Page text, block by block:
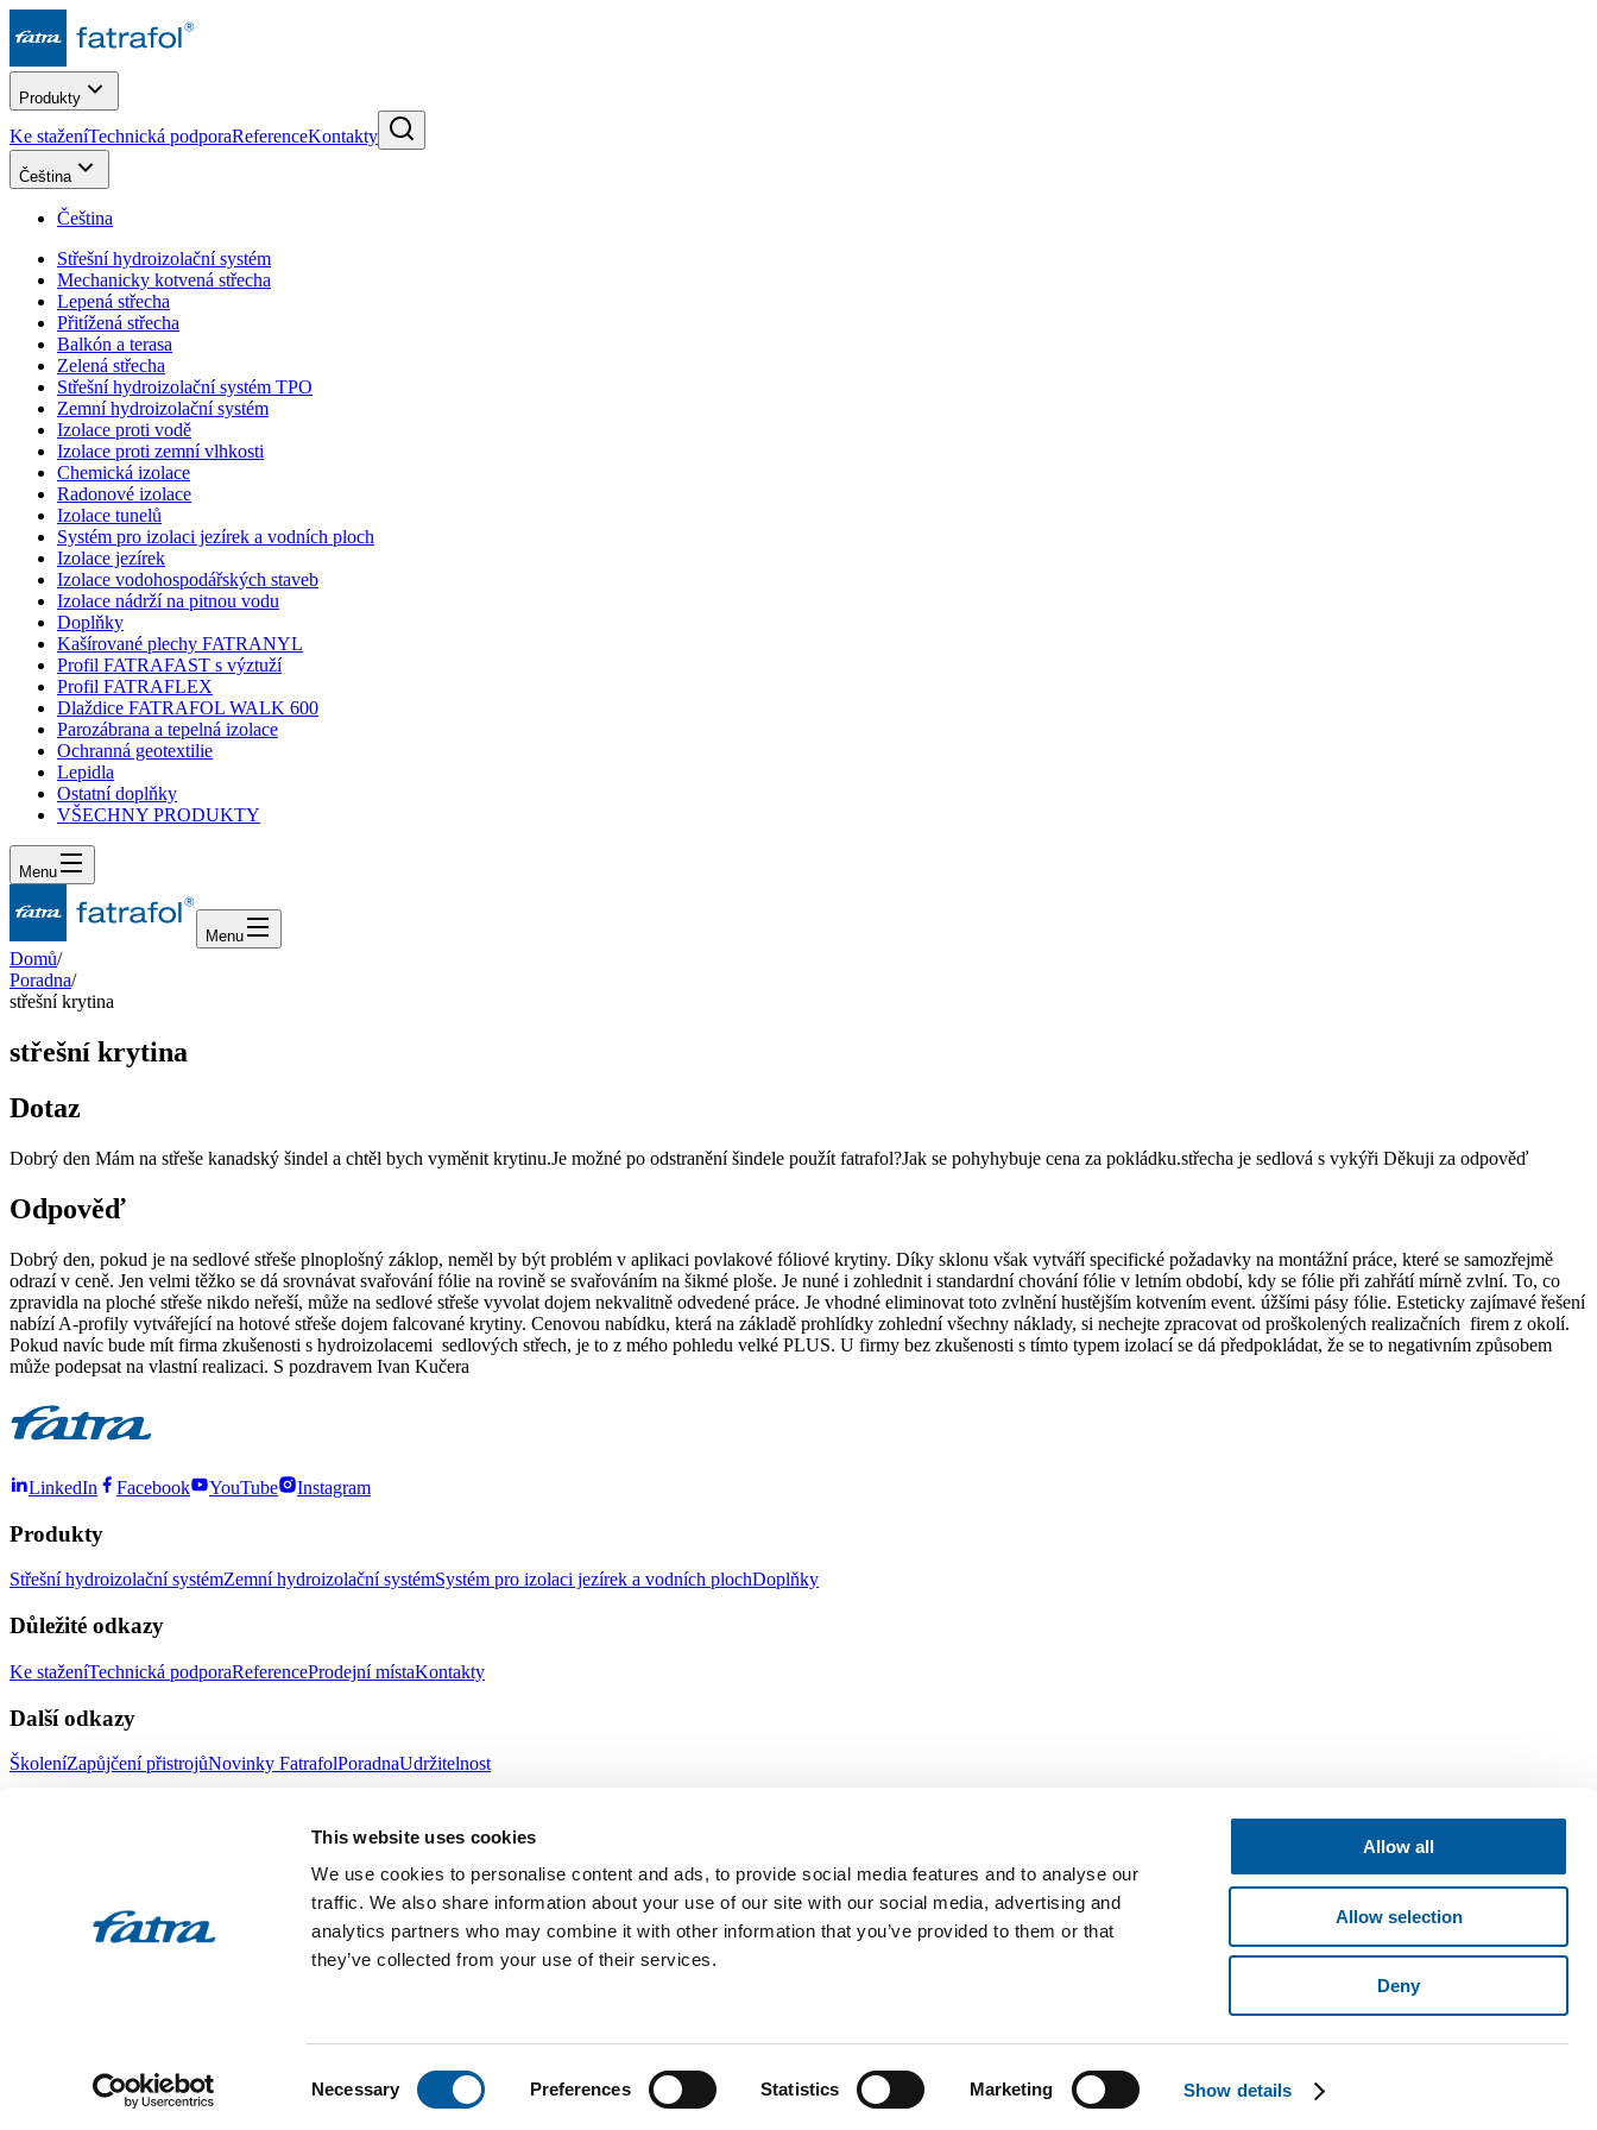
This website uses cookies
We use cookies to personalise content and ads, to provide social media features and to analyse our
traffic. We also share information about your use of our site with our social media, advertising and
analytics partners who may combine it with other information that you’ve provided to them or that
they’ve collected from your use of their services.
Necessary Preferences Statistics Marketing Show details
Allow all
Allow selection
Deny
Produkty
Ke staženíTechnická podporaReferenceKontakty
Čeština
Čeština
Střešní hydroizolační systém
Mechanicky kotvená střecha
Lepená střecha
Přitížená střecha
Balkón a terasa
Zelená střecha
Střešní hydroizolační systém TPO
Zemní hydroizolační systém
Izolace proti vodě
Izolace proti zemní vlhkosti
Chemická izolace
Radonové izolace
Izolace tunelů
Systém pro izolaci jezírek a vodních ploch
Izolace jezírek
Izolace vodohospodářských staveb
Izolace nádrží na pitnou vodu
Doplňky
Kašírované plechy FATRANYL
Profil FATRAFAST s výztuží
Profil FATRAFLEX
Dlaždice FATRAFOL WALK 600
Parozábrana a tepelná izolace
Ochranná geotextilie
Lepidla
Ostatní doplňky
VŠECHNY PRODUKTY
Menu
Menu
Domů/
Poradna/
střešní krytina
střešní krytina
Dotaz
Dobrý den Mám na střeše kanadský šindel a chtěl bych vyměnit krytinu.Je možné po odstranění šindele použít fatrafol?Jak se pohyhybuje cena za pokládku.střecha je sedlová s vykýři Děkuji za odpověď
Odpověď
Dobrý den, pokud je na sedlové střeše plnoplošný záklop, neměl by být problém v aplikaci povlakové fóliové krytiny. Díky sklonu však vytváří specifické požadavky na montážní práce, které se samozřejmě
odrazí v ceně. Jen velmi těžko se dá srovnávat svařování fólie na rovině se svařováním na šikmé ploše. Je nuné i zohlednit i standardní chování fólie v letním období, kdy se fólie při zahřátí mírně zvlní. To, co
zpravidla na ploché střeše nikdo neřeší, může na sedlové střeše vyvolat dojem nekvalitně odvedené práce. Je vhodné eliminovat toto zvlnění hustějším kotvením event. úžšími pásy fólie. Esteticky zajímavé řešení
nabízí A-profily vytvářející na hotové střeše dojem falcované krytiny. Cenovou nabídku, která na základě prohlídky zohlední všechny náklady, si nechejte zpracovat od proškolených realizačních firem z okolí.
Pokud navíc bude mít firma zkušenosti s hydroizolacemi sedlových střech, je to z mého pohledu velké PLUS. U firmy bez zkušenosti s tímto typem izolací se dá předpokládat, že se to negativním způsobem
může podepsat na vlastní realizaci. S pozdravem Ivan Kučera
LinkedIn Facebook YouTube Instagram
Produkty
Střešní hydroizolační systémZemní hydroizolační systémSystém pro izolaci jezírek a vodních plochDoplňky
Důležité odkazy
Ke staženíTechnická podporaReferenceProdejní místaKontakty
Další odkazy
ŠkoleníZapůjčení přistrojůNovinky FatrafolPoradnaUdržitelnost
Volné pozice Ochrana oznamovatelů
vložka 4598. Společnost Fatra, a.s., je členem koncernu AGROFERT řízeného společností AGROFERT, a.s., IČO 26185610, se sídlem na adrese Pyšelská 2327/2, Chodov, 149 00 Praha 4. © 2026 Fatra, a.s. •
All rights reserved